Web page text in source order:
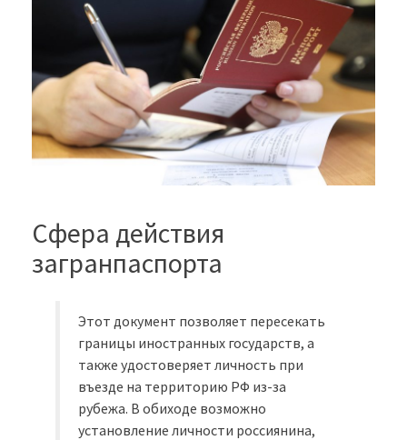
Сфера действия
загранпаспорта
Этот документ позволяет пересекать
границы иностранных государств, а
также удостоверяет личность при
въезде на территорию РФ из-за
рубежа. В обиходе возможно
установление личности россиянина,